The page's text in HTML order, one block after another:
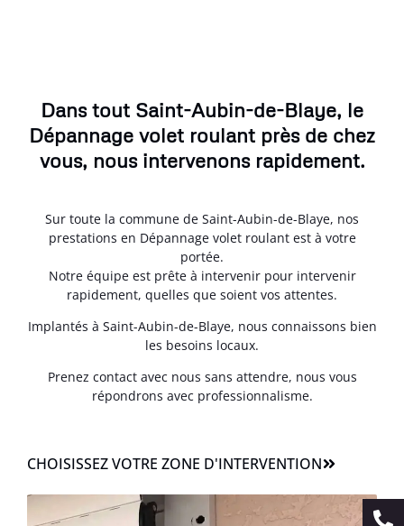
Dans tout Saint-Aubin-de-Blaye, le
Dépannage volet roulant près de chez
vous, nous intervenons rapidement.
Sur toute la commune de Saint-Aubin-de-Blaye, nos
prestations en Dépannage volet roulant est à votre
portée.
Notre équipe est prête à intervenir pour intervenir
rapidement, quelles que soient vos attentes.
Implantés à Saint-Aubin-de-Blaye, nous connaissons bien
les besoins locaux.
Prenez contact avec nous sans attendre, nous vous
répondrons avec professionnalisme.
CHOISISSEZ VOTRE ZONE D'INTERVENTION